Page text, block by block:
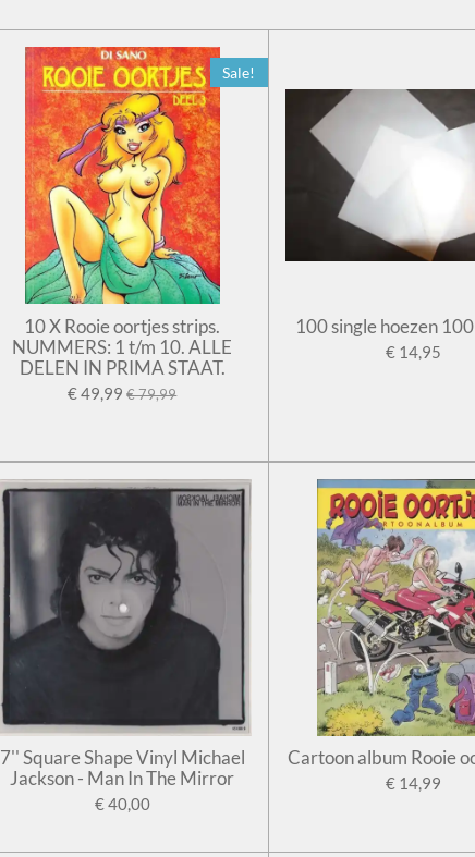
Sale!
10 X Rooie oortjes strips.
NUMMERS: 1 t/m 10. ALLE
DELEN IN PRIMA STAAT.
€ 49,99 € 79,99
100 single hoezen
€ 14,95
7'' Square Shape Vinyl Michael
Jackson - Man In The Mirror
€ 40,00
Cartoon album Rooie
€ 14,99